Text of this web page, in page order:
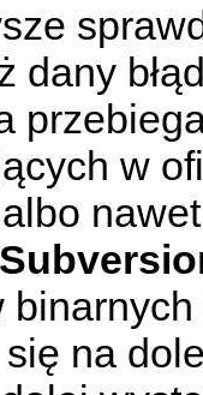
dany
w
binarnych
na dole